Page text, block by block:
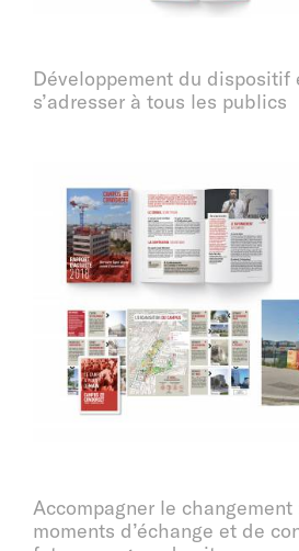
Développement du dispositif
s’adresser à tous les publics
Accompagner le changement
moments d’échange et de